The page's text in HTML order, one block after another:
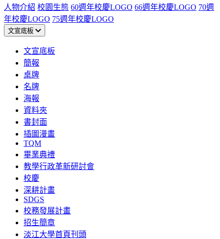
人物介紹 校園生態 60週年校慶LOGO 66週年校慶LOGO 70週
年校慶LOGO 75週年校慶LOGO
文宣底板
文宣底板
簡報
桌牌
名牌
海報
資料夾
書封面
插圖漫畫
TQM
畢業典禮
教學行政革新研討會
校慶
深耕計畫
SDGS
校務發展計畫
招生簡章
淡江大學首頁刊頭